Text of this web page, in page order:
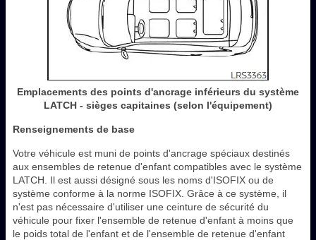
Emplacements des points d'ancrage inférieurs du système
LATCH - sièges capitaines (selon l'équipement)
Renseignements de base
Votre véhicule est muni de points d'ancrage spéciaux destinés
aux ensembles de retenue d'enfant compatibles avec le système
LATCH. Il est aussi désigné sous les noms d'ISOFIX ou de
système conforme à la norme ISOFIX. Grâce à ce système, il
n'est pas nécessaire d'utiliser une ceinture de sécurité du
véhicule pour fixer l'ensemble de retenue d'enfant à moins que
le poids total de l'enfant et de l'ensemble de retenue d'enfant